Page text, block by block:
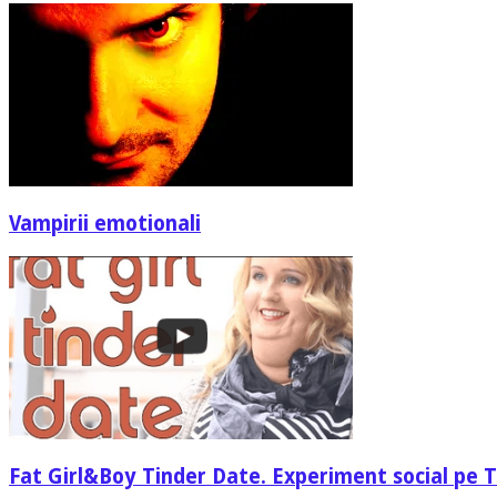
Vampirii emotionali
Fat Girl&Boy Tinder Date. Experiment social pe